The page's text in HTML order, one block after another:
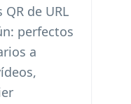
de URL
perfectos
a